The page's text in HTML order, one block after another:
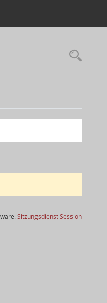
SitzungsdienstSession(Wird in